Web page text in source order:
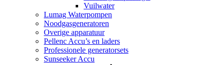
Vuilwater
Lumag Waterpompen
Noodgasgeneratoren
Overige apparatuur
Pellenc Accu’s en laders
Professionele generatorsets
Sunseeker Accu